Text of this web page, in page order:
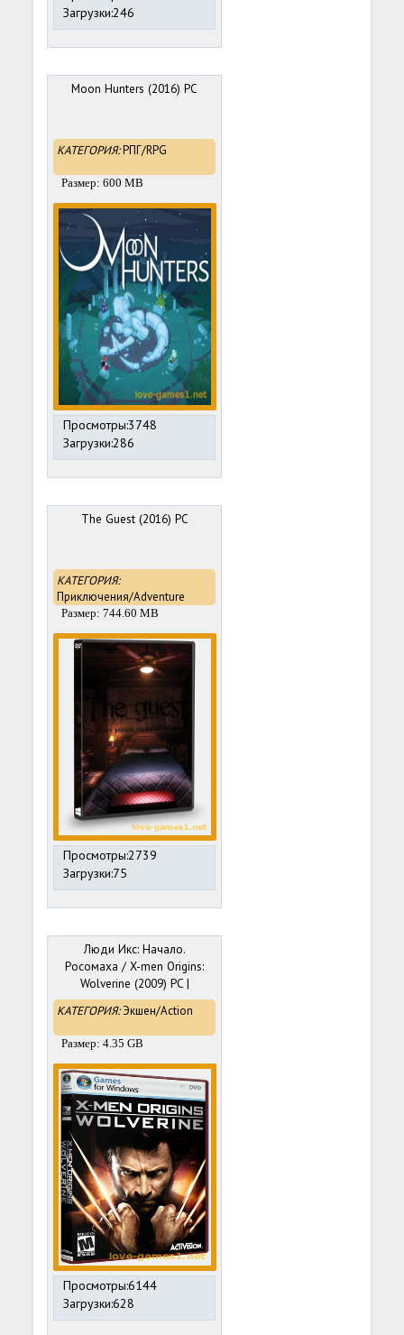
Загрузки:246
Moon Hunters (2016) PC
КАТЕГОРИЯ:РПГ/RPG
Размер: 600 MB
Просмотры:3748
Загрузки:286
The Guest (2016) PC
КАТЕГОРИЯ:
Приключения/Adventure
Размер: 744.60 MB
Просмотры:2739
Загрузки:75
Люди Икс: Начало.
Росомаха / X-men Origins:
Wolverine (2009) PC |
Repack от R.G. Механики
КАТЕГОРИЯ:Экшен/Action
Размер: 4.35 GB
Просмотры:6144
Загрузки:628